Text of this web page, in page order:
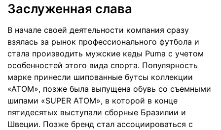
Заслуженная слава
В начале своей деятельности компания сразу
взялась за рынок профессионального футбола и
стала производить мужские кеды Puma с учетом
особенностей этого вида спорта. Популярность
марке принесли шипованные бутсы коллекции
«АТОМ», позже была выпущена обувь со съемными
шипами «SUPER ATOM», в которой в конце
пятидесятых выступали сборные Бразилии и
Швеции. Позже бренд стал ассоциироваться с